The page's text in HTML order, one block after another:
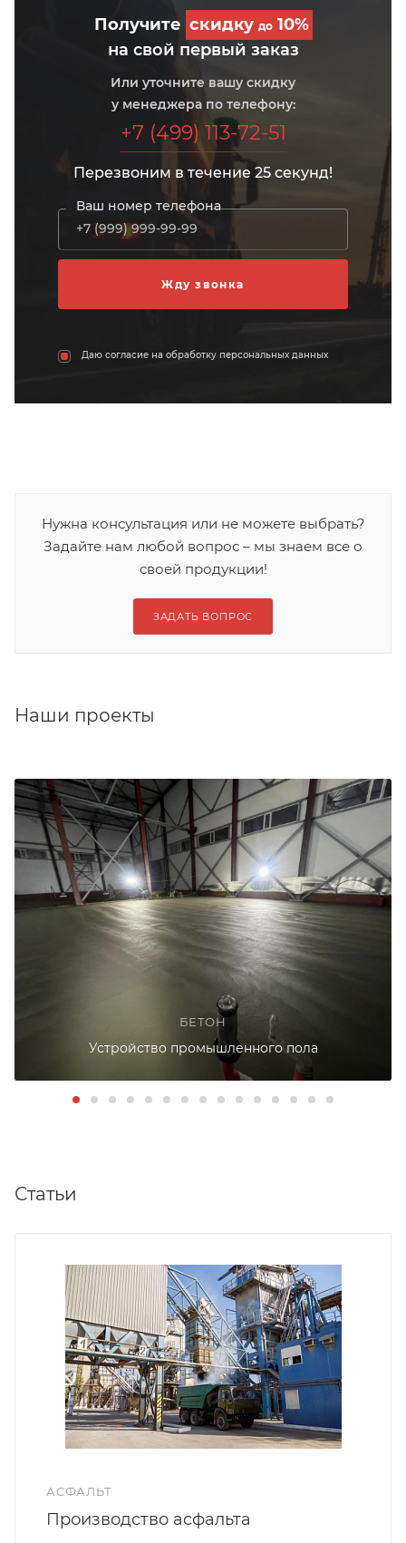
Получите скидку до10%
на свой первый заказ
Или уточните вашу скидку
у менеджера по телефону:
+7 (499) 113-72-51
Перезвоним в течение 25 секунд!
Ваш номер телефона
Даю согласие на обработку персональных данных
Нужна консультация или не можете выбрать?
Задайте нам любой вопрос – мы знаем все о
своей продукции!
ЗАДАТЬ ВОПРОС
Наши проекты
БЕТОН
Устройство промышленного пола
Статьи
АСФАЛЬТ
Производство асфальта